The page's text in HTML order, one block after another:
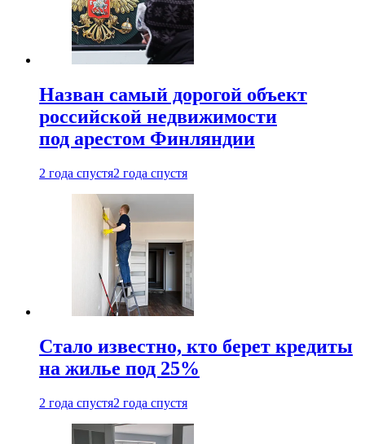
Назван самый дорогой объект
российской недвижимости
под арестом Финляндии
2 года спустя2 года спустя
Стало известно, кто берет кредиты
на жилье под 25%
2 года спустя2 года спустя